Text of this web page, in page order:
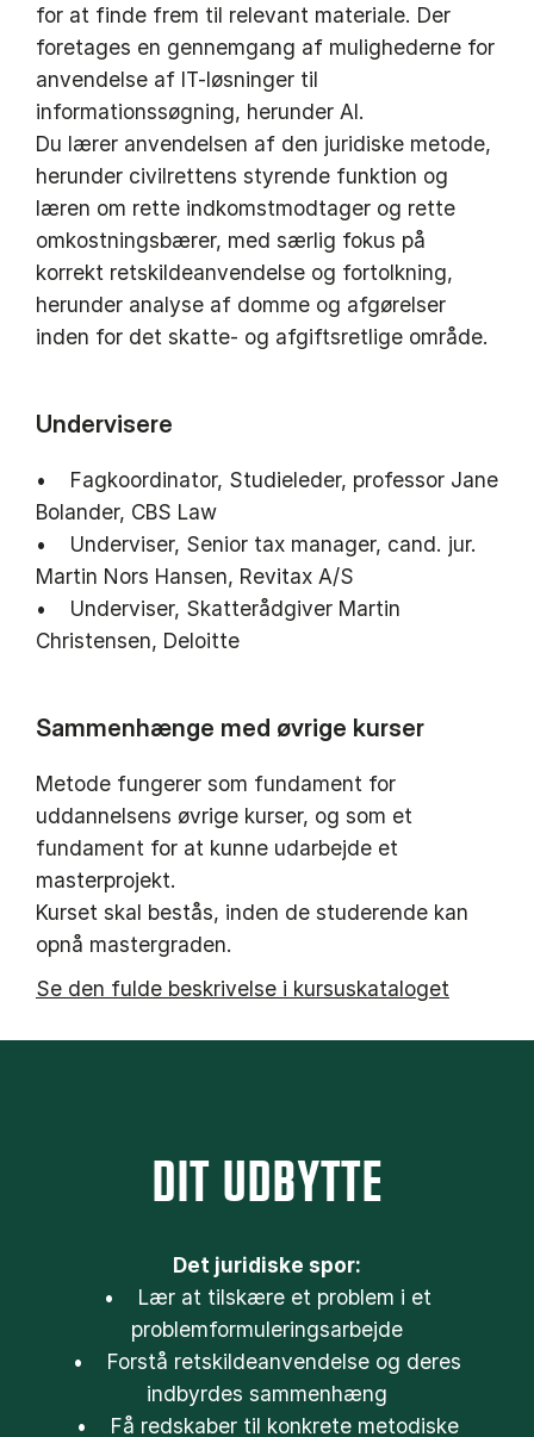
for at finde frem til relevant materiale. Der
foretages en gennemgang af mulighederne for
anvendelse af IT-løsninger til
informationssøgning, herunder AI.
Du lærer anvendelsen af den juridiske metode,
herunder civilrettens styrende funktion og
læren om rette indkomstmodtager og rette
omkostningsbærer, med særlig fokus på
korrekt retskildeanvendelse og fortolkning,
herunder analyse af domme og afgørelser
inden for det skatte- og afgiftsretlige område.
Undervisere
• Fagkoordinator, Studieleder, professor Jane
Bolander, CBS Law
• Underviser, Senior tax manager, cand. jur.
Martin Nors Hansen, Revitax A/S
• Underviser, Skatterådgiver Martin
Christensen, Deloitte
Sammenhænge med øvrige kurser
Metode fungerer som fundament for
uddannelsens øvrige kurser, og som et
fundament for at kunne udarbejde et
masterprojekt.
Kurset skal bestås, inden de studerende kan
opnå mastergraden.
Se den fulde beskrivelse i kursuskataloget
DIT UDBYTTE
Det juridiske spor:
• Lær at tilskære et problem i et
problemformuleringsarbejde
• Forstå retskildeanvendelse og deres
indbyrdes sammenhæng
• Få redskaber til konkrete metodiske